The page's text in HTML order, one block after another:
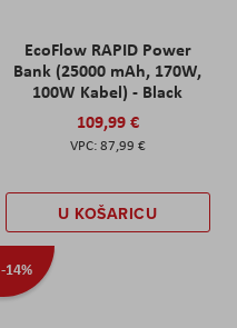
EcoFlow RAPID Power
Bank (25000 mAh, 170W,
100W Kabel) - Black
109,99 €
87,99 €
U KOŠARICU
-14%